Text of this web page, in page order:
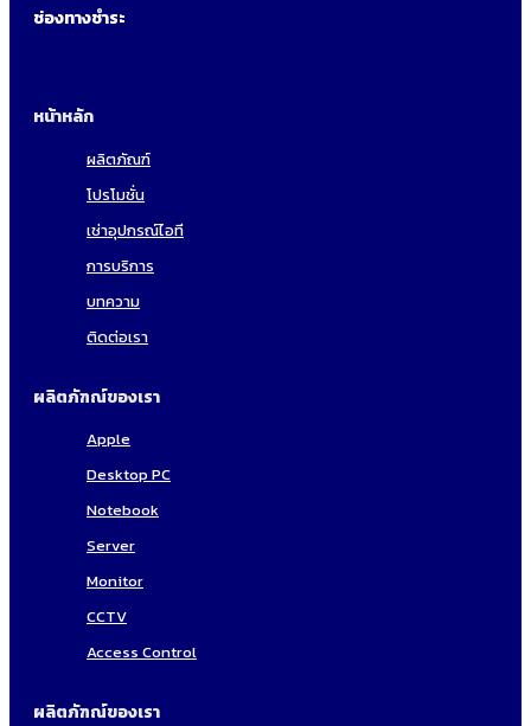
ช่องทางชำระ
หน้าหลัก
ผลิตภัณฑ์
โปรโมชั่น
เช่าอุปกรณ์ไอที
การบริการ
บทความ
ติดต่อเรา
ผลิตภัฑณ์ของเรา
Apple
Desktop PC
Notebook
Server
Monitor
CCTV
Access Control
ผลิตภัฑณ์ของเรา